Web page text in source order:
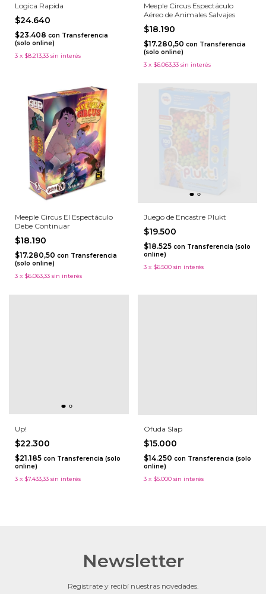
Logica Rapida
$24.640
$23.408 con Transferencia
(solo online)
3 x $8.213,33 sin interés
Meeple Circus Espectáculo
Aéreo de Animales Salvajes
$18.190
$17.280,50 con Transferencia
(solo online)
3 x $6.063,33 sin interés
Meeple Circus El Espectáculo
Debe Continuar
$18.190
$17.280,50 con Transferencia
(solo online)
3 x $6.063,33 sin interés
Juego de Encastre Plukt
$19.500
$18.525 con Transferencia (solo
online)
3 x $6.500 sin interés
Up!
$22.300
$21.185 con Transferencia (solo
online)
3 x $7.433,33 sin interés
Ofuda Slap
$15.000
$14.250 con Transferencia (solo
online)
3 x $5.000 sin interés
Newsletter
Registrate y recibí nuestras novedades.